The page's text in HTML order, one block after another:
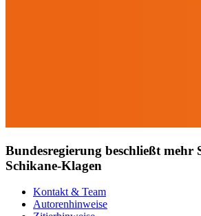
Bundesregierung beschließt mehr
Schikane-Klagen
Kontakt & Team
Autorenhinweise